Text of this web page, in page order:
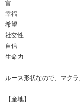
富
幸福
希望
社交性
自信
生命力
ルース形状なので、マク
【産地】